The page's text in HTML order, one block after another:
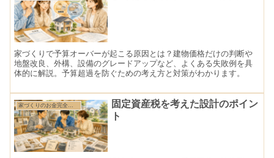
家づくりで予算オーバーが起こる原因とは？建物価格だけの判断や
地盤改良、外構、設備のグレードアップなど、よくある失敗例を具
体的に解説。予算超過を防ぐための考え方と対策がわかります。
家づくりのお金完全ガイド
固定資産税を考えた設計のポイン
ト